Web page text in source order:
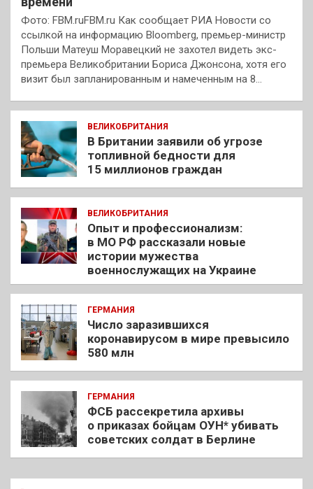
Фото: FBM.ruFBM.ru Как сообщает РИА Новости со
ссылкой на информацию Bloomberg, премьер-министр
Польши Матеуш Моравецкий не захотел видеть экс-
премьера Великобритании Бориса Джонсона, хотя его
визит был запланированным и намеченным на 8…
ВЕЛИКОБРИТАНИЯ
В Британии заявили об угрозе
топливной бедности для
15 миллионов граждан
ВЕЛИКОБРИТАНИЯ
Опыт и профессионализм:
в МО РФ рассказали новые
истории мужества
военнослужащих на Украине
ГЕРМАНИЯ
Число заразившихся
коронавирусом в мире превысило
580 млн
ГЕРМАНИЯ
ФСБ рассекретила архивы
о приказах бойцам ОУН* убивать
советских солдат в Берлине